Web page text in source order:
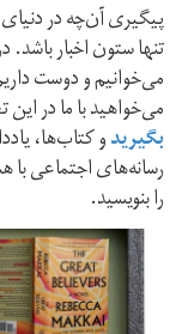
پیگیری‌ آن‌چه در
تنها ستون اخبار
می‌خوانیم و دوست
می‌خواهید با ما در
بگیریدو کتاب‌ها،
رسانه‌های اجتماعی با
را بنویسید.